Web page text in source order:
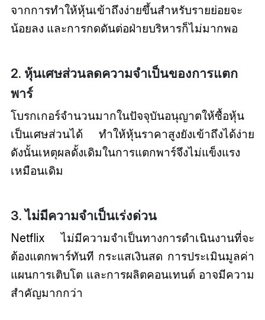
จากการทำให้หุ้นเข้าถึงง่ายขึ้นสำหรับรายย่อยจะ
น้อยลง และการกดดันต่อฝ่ายบริหารก็ไม่มากพอ
2. หุ้นเศษส่วนลดความจำเป็นของการแตก
พาร์
โบรกเกอร์จำนวนมากในปัจจุบันอนุญาตให้ซื้อหุ้น
เป็นเศษส่วนได้ ทำให้หุ้นราคาสูงยังเข้าถึงได้ง่าย
ดังนั้นเหตุผลดั้งเดิมในการแตกพาร์จึงไม่แข็งแรง
เหมือนเดิม
3. ไม่มีความจำเป็นเร่งด่วน
Netflix ไม่มีความจำเป็นทางการดำเนินงานที่จะ
ต้องแตกพาร์ทันที กระแสเงินสด การประเมินมูลค่า
แผนการเติบโต และการผลิตคอนเทนต์ อาจมีความ
สำคัญมากกว่า